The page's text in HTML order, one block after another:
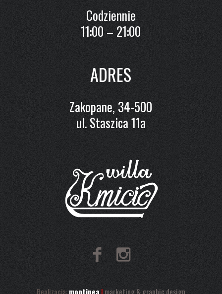
Codziennie
11:00 – 21:00
ADRES
Zakopane, 34-500
ul. Staszica 11a
Realizacja:montinea| marketing & graphic design